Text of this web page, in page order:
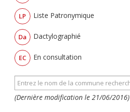
LP Liste Patronymique
Da Dactylographié
EC En consultation
(Dernière modification le 21/06/2016)